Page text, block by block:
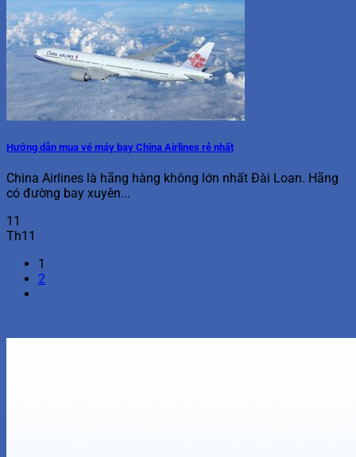
Hướng dẫn mua vé máy bay China Airlines rẻ nhất
China Airlines là hãng hàng không lớn nhất Đài Loan. Hãng
có đường bay xuyên...
11
Th11
1
2